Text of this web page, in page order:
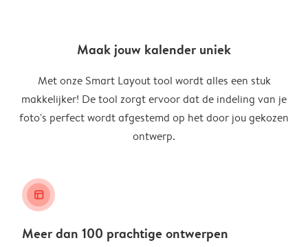
Maak jouw kalender uniek
Met onze Smart Layout tool wordt alles een stuk
makkelijker! De tool zorgt ervoor dat de indeling van je
foto's perfect wordt afgestemd op het door jou gekozen
ontwerp.
layout_alt
Meer dan 100 prachtige ontwerpen